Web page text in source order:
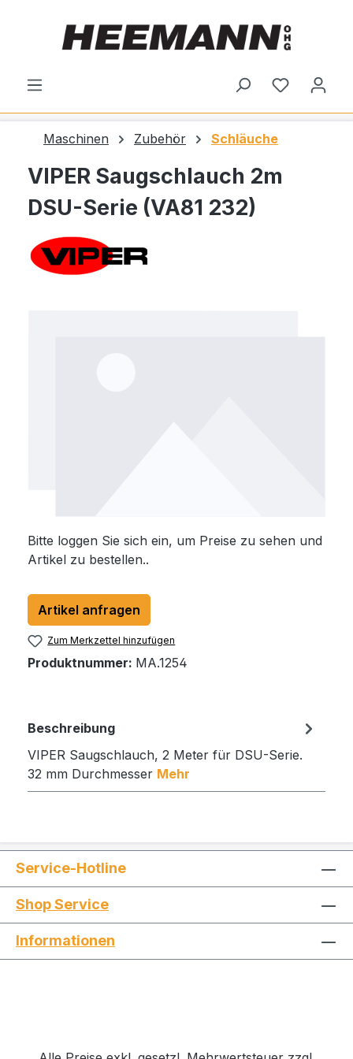
Du hast 0
Maschinen Zubehör Schläuche
VIPER Saugschlauch 2m
DSU-Serie (VA81 232)
Bitte loggen Sie sich ein, um Preise zu sehen und
Artikel zu bestellen..
Artikel anfragen
Zum Merkzettel hinzufügen
Produktnummer: MA.1254
Beschreibung
VIPER Saugschlauch, 2 Meter für DSU-Serie.
32 mm Durchmesser Mehr
Service-Hotline
Shop Service
Informationen